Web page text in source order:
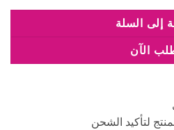
إلى السلة
الآن
لتأكيد الشحن